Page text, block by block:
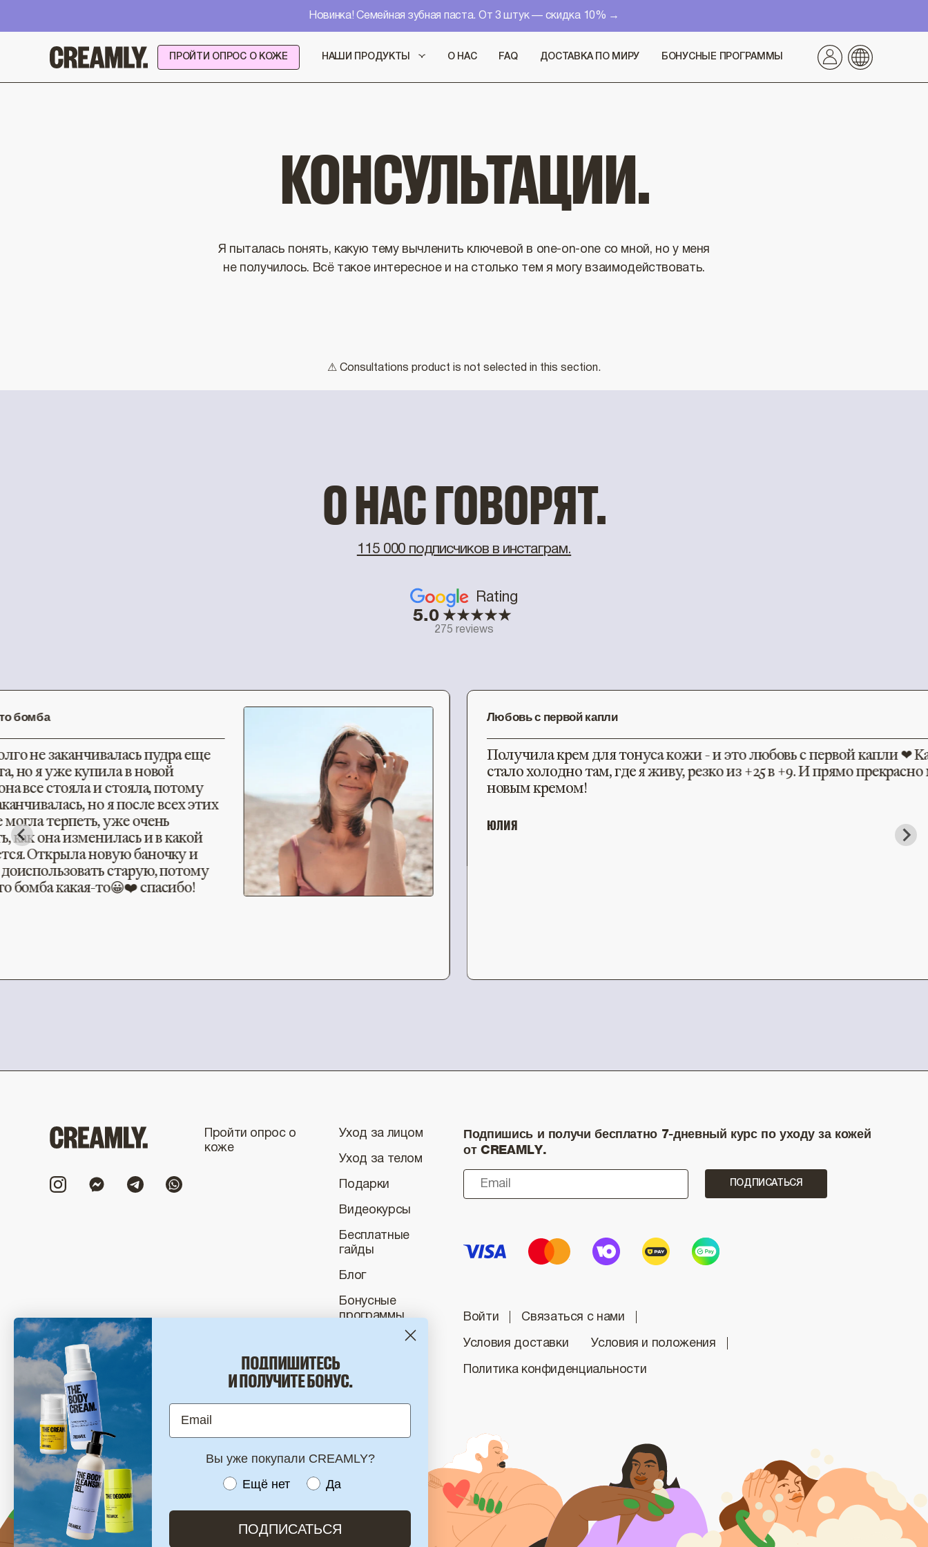
Новинка! Семейная зубная паста. От 3 штук — скидка 10% →
ПРОЙТИ ОПРОС О КОЖЕ НАШИ ПРОДУКТЫ О НАС FAQ ДОСТАВКА ПО МИРУ БОНУСНЫЕ ПРОГРАММЫ
КОНСУЛЬТАЦИИ.
Я пыталась понять, какую тему вычленить ключевой в one-on-one со мной, но у меня
не получилось. Всё такое интересное и на столько тем я могу взаимодействовать.
⚠ Consultations product is not selected in this section.
О НАС ГОВОРЯТ.
115 000 подписчиков в инстаграм.
Rating
5.0
275 reviews
не заканчивалась пудра еще
я уже купила в новой
все стояла и стояла, потому
но я после всех этих
терпеть, уже очень
она изменилась и в какой
Открыла новую баночку и
старую, потому
какая-то😀❤️ спасибо!
Любовь с первой капли
Получила крем для тонуса кожи - и это любовь с первой капли ❤ Как
стало холодно там, где я живу, резко из +25 в +9. И прямо прекрасно
новым кремом!
ЮЛИЯ
© 2017-2026 CREAMLY.
Пройти опрос о
коже
Уход за лицом
Уход за телом
Подарки
Видеокурсы
Бесплатные
гайды
Блог
Бонусные
программы
Подпишись и получи бесплатно 7-дневный курс по уходу за кожей
от CREAMLY.
ПОДПИСАТЬСЯ
Войти Связаться с нами
Условия доставки Условия и положения
Политика конфиденциальности
ПОДПИШИТЕСЬ
И ПОЛУЧИТЕ БОНУС.
Email
Вы уже покупали CREAMLY?
What diet are you into?
Ещё нет Да
ПОДПИСАТЬСЯ